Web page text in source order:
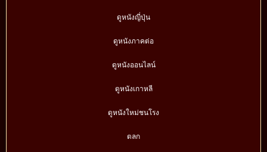
ดูหนังญี่ปุ่น
ดูหนังภาคต่อ
ดูหนังออนไลน์
ดูหนังเกาหลี
ดูหนังใหม่ชนโรง
ตลก